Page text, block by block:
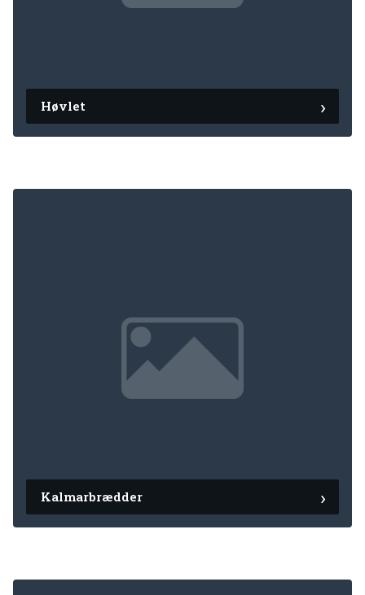
Høvlet
Kalmarbrædder